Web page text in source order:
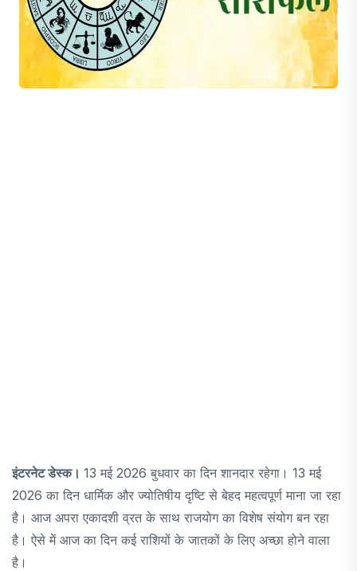
इंटरनेट डेस्क। 13 मई 2026 बुधवार का दिन शानदार रहेगा। 13 मई
2026 का दिन धार्मिक और ज्योतिषीय दृष्टि से बेहद महत्वपूर्ण माना जा रहा
है। आज अपरा एकादशी व्रत के साथ राजयोग का विशेष संयोग बन रहा
है। ऐसे में आज का दिन कई राशियों के जातकों के लिए अच्छा होने वाला
है।